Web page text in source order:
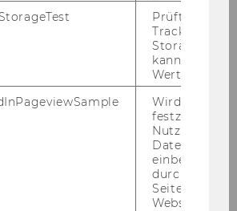
Senior Vice President &
Managing Director, Oracle
1988
MAIWALD Willi (verst.), KR Dkfm.
WAGNER Gerhard (1933-1990),
Prüft, ob der
Tracking
Storage
kann. Wenn
Wert von 1
Wird gesetzt,
festzustellen,
Nutzer in die
einbezogen
durch das
Website